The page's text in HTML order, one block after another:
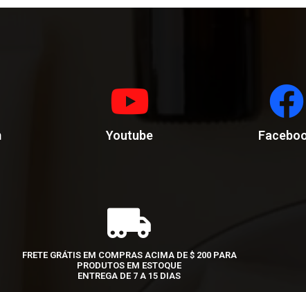
Youtube
FRETE GRÁTIS EM COMPRAS ACIMA DE $ 200 PARA
PRODUTOS EM ESTOQUE
ENTREGA DE 7 A 15 DIAS